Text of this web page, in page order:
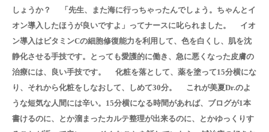
しょうか？ 「先生、また海に行っちゃったんでしょう。ちゃんとイ
オン導入したほうが良いですよ」ってナースに叱られました。 イオ
ン導入はビタミンCの細胞修復能力を利用して、色を白くし、肌を沈
静化させる手技です。とっても愛護的に働き、急に悪くなった皮膚の
治療には、良い手技です。 化粧を落として、薬を塗って15分横にな
り、それから化粧をしなおして、しめて30分。 これが美夏Dr.のよ
うな短気な人間には辛い。15分横になる時間があれば、ブログが1本
書けるのに、とか溜まったカルテ整理が出来るのに、とかゆっくりす